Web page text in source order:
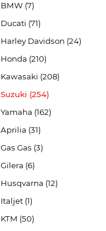
BMW (7)
Ducati (71)
Harley Davidson (24)
Honda (210)
Kawasaki (208)
Suzuki (254)
Yamaha (162)
Aprilia (31)
Gas Gas (3)
Gilera (6)
Husqvarna (12)
Italjet (1)
KTM (50)